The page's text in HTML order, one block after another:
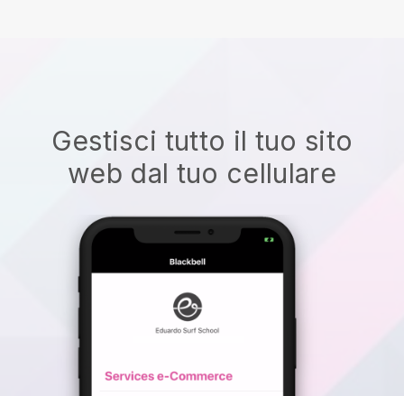
Gestisci tutto il tuo sito
web dal tuo cellulare